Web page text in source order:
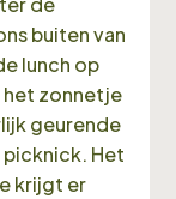
buiten van
lunch op
het zonnetje
geurende
Het
krijgt er